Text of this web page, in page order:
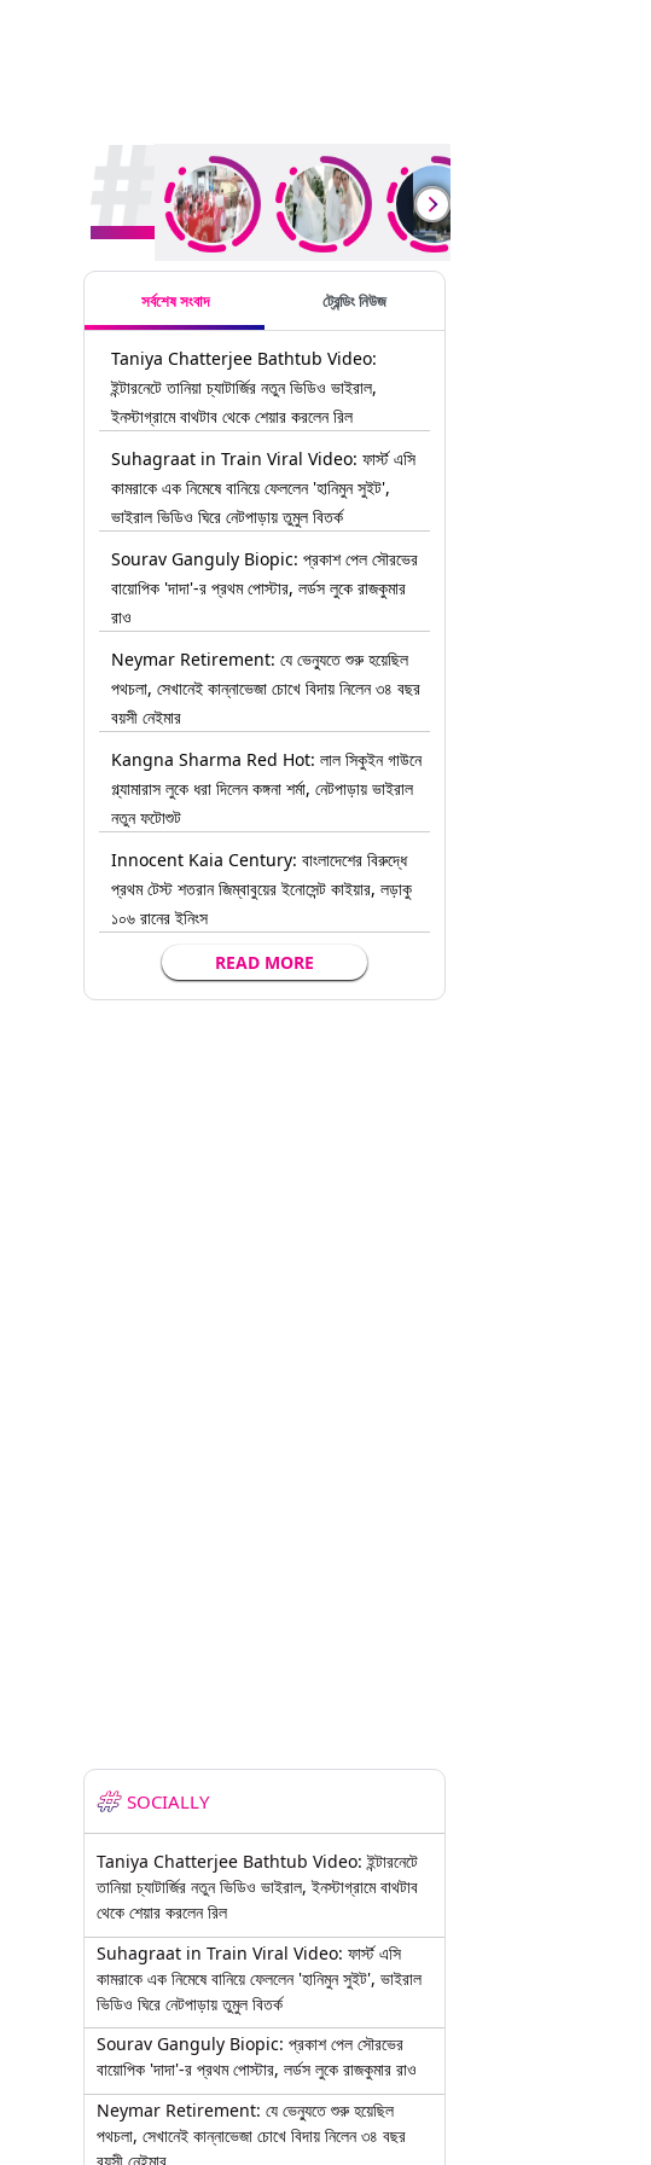
সর্বশেষ সংবাদ ট্রেন্ডিং নিউজ
Taniya Chatterjee Bathtub Video:
ইন্টারনেটে তানিয়া চ্যাটার্জির নতুন ভিডিও ভাইরাল,
ইনস্টাগ্রামে বাথটাব থেকে শেয়ার করলেন রিল
Suhagraat in Train Viral Video: ফার্স্ট এসি
কামরাকে এক নিমেষে বানিয়ে ফেললেন 'হানিমুন সুইট',
ভাইরাল ভিডিও ঘিরে নেটপাড়ায় তুমুল বিতর্ক
Sourav Ganguly Biopic: প্রকাশ পেল সৌরভের
বায়োপিক 'দাদা'-র প্রথম পোস্টার, লর্ডস লুকে রাজকুমার
রাও
Neymar Retirement: যে ভেন্যুতে শুরু হয়েছিল
পথচলা, সেখানেই কান্নাভেজা চোখে বিদায় নিলেন ৩৪ বছর
বয়সী নেইমার
Kangna Sharma Red Hot: লাল সিকুইন গাউনে
গ্ল্যামারাস লুকে ধরা দিলেন কঙ্গনা শর্মা, নেটপাড়ায় ভাইরাল
নতুন ফটোশুট
Innocent Kaia Century: বাংলাদেশের বিরুদ্ধে
প্রথম টেস্ট শতরান জিম্বাবুয়ের ইনোসেন্ট কাইয়ার, লড়াকু
১০৬ রানের ইনিংস
READ MORE
SOCIALLY
Taniya Chatterjee Bathtub Video: ইন্টারনেটে
তানিয়া চ্যাটার্জির নতুন ভিডিও ভাইরাল, ইনস্টাগ্রামে বাথটাব
থেকে শেয়ার করলেন রিল
Suhagraat in Train Viral Video: ফার্স্ট এসি
কামরাকে এক নিমেষে বানিয়ে ফেললেন 'হানিমুন সুইট', ভাইরাল
ভিডিও ঘিরে নেটপাড়ায় তুমুল বিতর্ক
Sourav Ganguly Biopic: প্রকাশ পেল সৌরভের
বায়োপিক 'দাদা'-র প্রথম পোস্টার, লর্ডস লুকে রাজকুমার রাও
Neymar Retirement: যে ভেন্যুতে শুরু হয়েছিল
পথচলা, সেখানেই কান্নাভেজা চোখে বিদায় নিলেন ৩৪ বছর
বয়সী নেইমার